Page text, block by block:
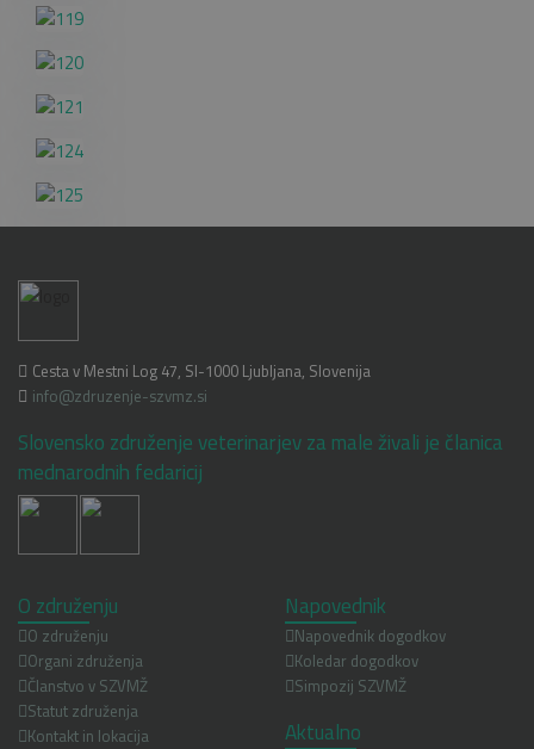
Cesta v Mestni Log 47, SI-1000 Ljubljana, Slovenija
info@zdruzenje-szvmz.si
Slovensko združenje veterinarjev za male živali je članica
mednarodnih fedaricij
O združenju
O združenju
Organi združenja
Članstvo v SZVMŽ
Statut združenja
Kontakt in lokacija
Napovednik
Napovednik dogodkov
Koledar dogodkov
Simpozij SZVMŽ
Aktualno